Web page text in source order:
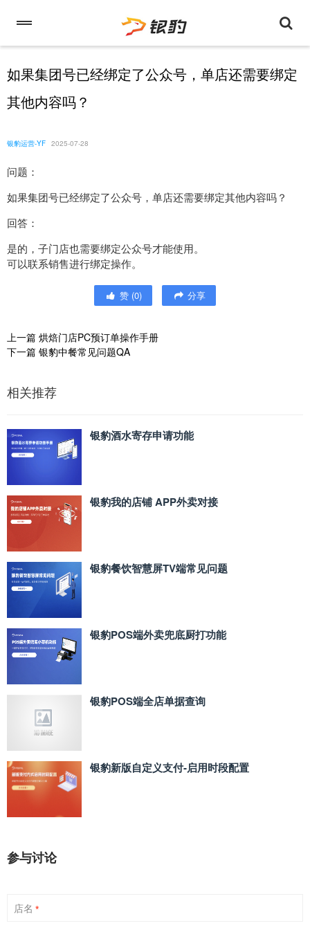
如果集团号已经绑定了公众号，单店还需要绑定
其他内容吗？
银豹运营-YF 2025-07-28
问题：
如果集团号已经绑定了公众号，单店还需要绑定其他内容吗？
回答：
是的，子门店也需要绑定公众号才能使用。
可以联系销售进行绑定操作。
赞 (0) 分享
上一篇 烘焙门店PC预订单操作手册
下一篇 银豹中餐常见问题QA
相关推荐
银豹酒水寄存申请功能
银豹我的店铺 APP外卖对接
银豹餐饮智慧屏TV端常见问题
银豹POS端外卖兜底厨打功能
银豹POS端全店单据查询
银豹新版自定义支付‑启用时段配置
参与讨论
店名 *